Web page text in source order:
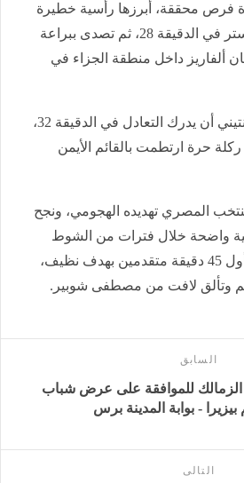
فرص محققة، أبرزها رأسية خطيرة
من أليكسيس ماك أليستر في الدقيقة 28، ثم تصدى ببراعة
ألفاريز داخل منطقة الجزاء في
كما كاد المنتخب الأرجنتيني أن يدرك التعادل في الدقيقة 32،
حرة ارتطمت بالقائم الأيمن
المصري تهديده الهجومي، ونجح
واضحة خلال فترات من الشوط
الأول، لينهي الفراعنة أول 45 دقيقة متقدمين بهدف نظيف،
وتألق لافت من مصطفى شوبير.
السابق
للموافقة على عرض شباب
بيزيرا - بوابة المدينة برس
التالى